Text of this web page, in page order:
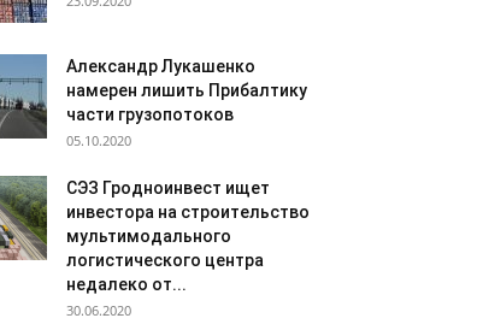
Александр Лукашенко
намерен лишить Прибалтику
части грузопотоков
05.10.2020
СЭЗ Гродноинвест ищет
инвестора на строительство
мультимодального
логистического центра
недалеко от...
30.06.2020